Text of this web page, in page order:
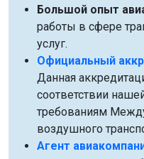
Большой опыт
работы в сфере
услуг.
Официальный
Данная
соответствии
требованиям
воздушного
Агент